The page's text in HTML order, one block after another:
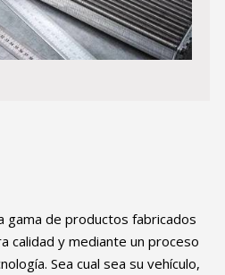
gama de productos fabricados
calidad y mediante un proceso
Sea cual sea su vehículo,